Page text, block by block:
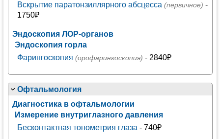
Вскрытие паратонзиллярного абсцесса (первичное) -
1750₽
Эндоскопия ЛОР-органов
Эндоскопия горла
Фарингоскопия (орофарингоскопия) - 2840₽
Офтальмология
Диагностика в офтальмологии
Измерение внутриглазного давления
Бесконтактная тонометрия глаза - 740₽